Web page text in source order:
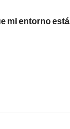
mi entorno está